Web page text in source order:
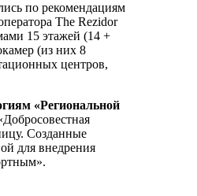
по рекомендациям
The Rezidor
15 этажей (14 +
(из них 8
центров,
«Региональной
Созданные
для внедрения